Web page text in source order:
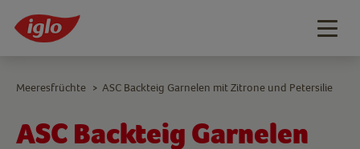
ASC Backteig Garnelen
Meeresfrüchte > ASC Backteig Garnelen mit Zitrone und Petersilie